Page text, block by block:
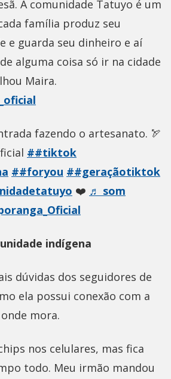
A comunidade Tatuyo é um
família produz seu
e guarda seu dinheiro e aí
alguma coisa só ir na cidade
Maira.
fazendo o artesanato. 🏹
##tiktok
##foryou ##geraçãotiktok
❤️ ♬ som
indígena
dúvidas dos seguidores de
ela possui conexão com a
mora.
nos celulares, mas fica
todo. Meu irmão mandou